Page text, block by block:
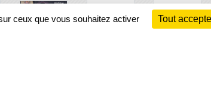
ceux que vous souhaitez activer Tout